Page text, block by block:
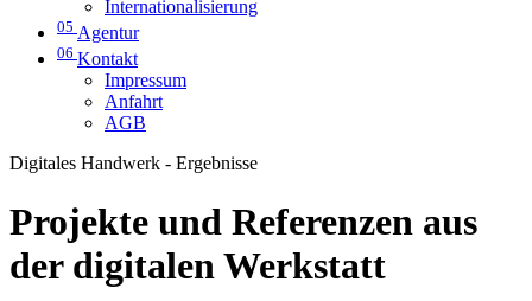
Internationalisierung
05 Agentur
06 Kontakt
Impressum
Anfahrt
AGB
Digitales Handwerk - Ergebnisse
Projekte und Referenzen aus
der digitalen Werkstatt